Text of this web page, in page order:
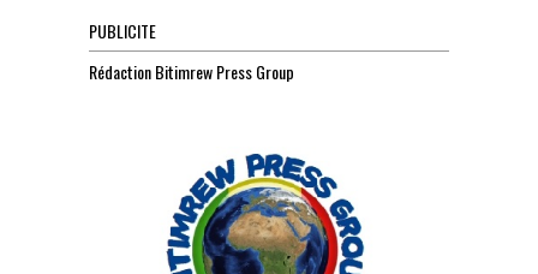
PUBLICITE
Rédaction Bitimrew Press Group